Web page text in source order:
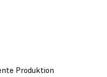
Produktion